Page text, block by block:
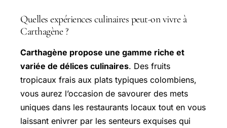
Quelles expériences culinaires peut-on vivre à
Carthagène ?
Carthagène propose une gamme riche et
variée de délices culinaires. Des fruits
tropicaux frais aux plats typiques colombiens,
vous aurez l’occasion de savourer des mets
uniques dans les restaurants locaux tout en vous
laissant enivrer par les senteurs exquises qui